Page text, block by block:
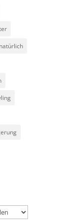
natürlich